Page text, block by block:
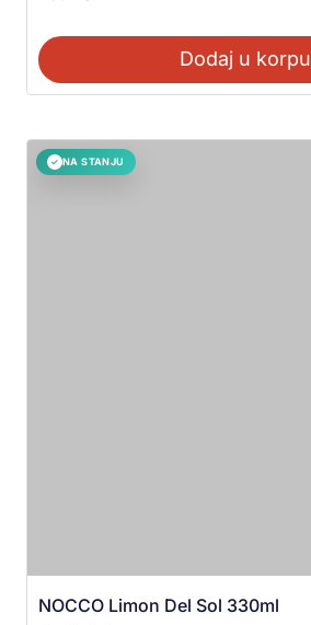
Dodaj u korpu
✓ NA STANJU
NOCCO Limon Del Sol 330ml